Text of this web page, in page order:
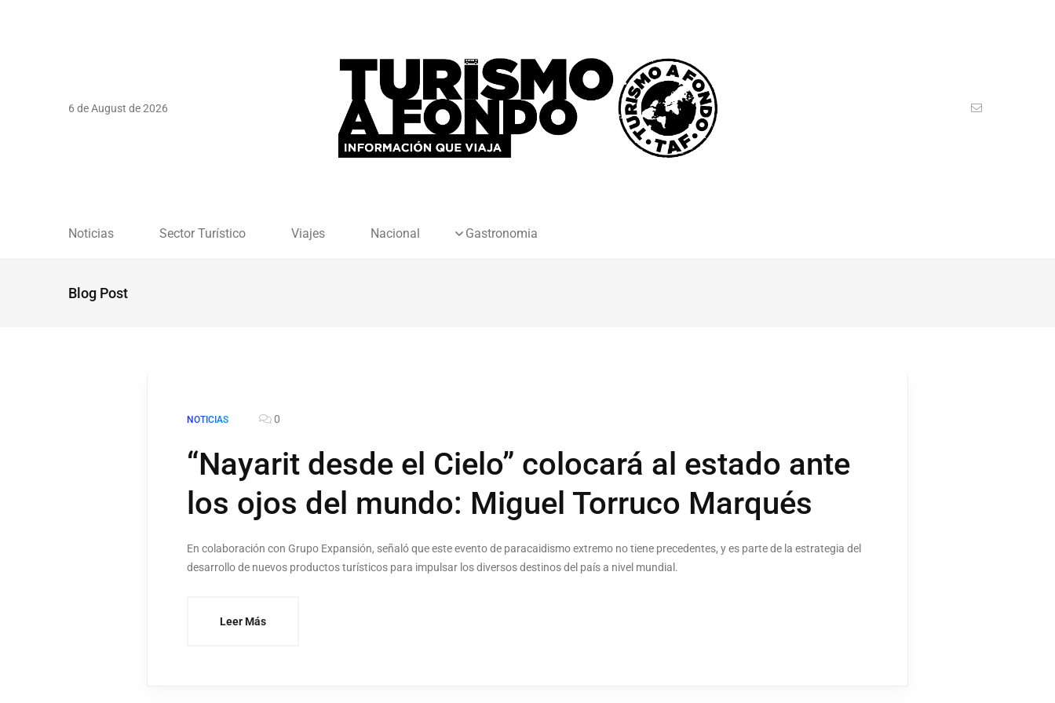
6 de August de 2026
Noticias Sector Turístico Viajes Nacional Gastronomia
Blog Post
NOTICIAS 0
“Nayarit desde el Cielo” colocará al estado ante
los ojos del mundo: Miguel Torruco Marqués
En colaboración con Grupo Expansión, señaló que este evento de paracaidismo extremo no tiene precedentes, y es parte de la estrategia del
desarrollo de nuevos productos turísticos para impulsar los diversos destinos del país a nivel mundial.
Leer Más